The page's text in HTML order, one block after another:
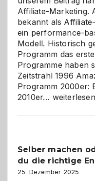
Affiliate-Marketing.
bekannt als
ein performance-
Modell. Historisch
Programm das
Programme haben
Zeitstrahl 1996
Programm 2000er:
2010er… Affiliate-
und
Zukunft
weiterlesen
Selber machen
du die richtige
25. Dezember 2025